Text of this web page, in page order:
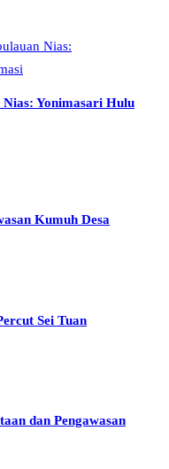
Yonimasari Hulu
Kumuh Desa
Sei Tuan
dan Pengawasan